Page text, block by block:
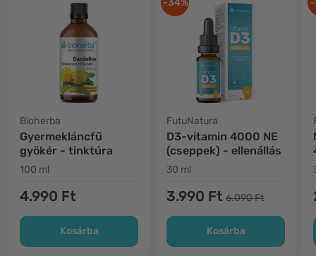
Bioherba
Gyermekláncfű
gyökér - tinktúra
100 ml
4.990 Ft
Kosárba
-34%
FutuNatura
D3-vitamin 4000 NE
(cseppek) - ellenállás
30 ml
3.990 Ft 6.090 Ft
Kosárba